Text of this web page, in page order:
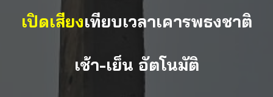
เปิดเสียงเทียบเวลาเคารพธงชาติ
เช้า-เย็น อัตโนมัติ